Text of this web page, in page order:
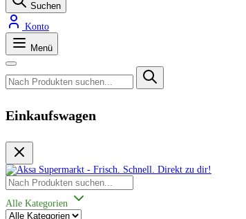
Suchen
Konto
Menü
Einkaufswagen
Alle Kategorien